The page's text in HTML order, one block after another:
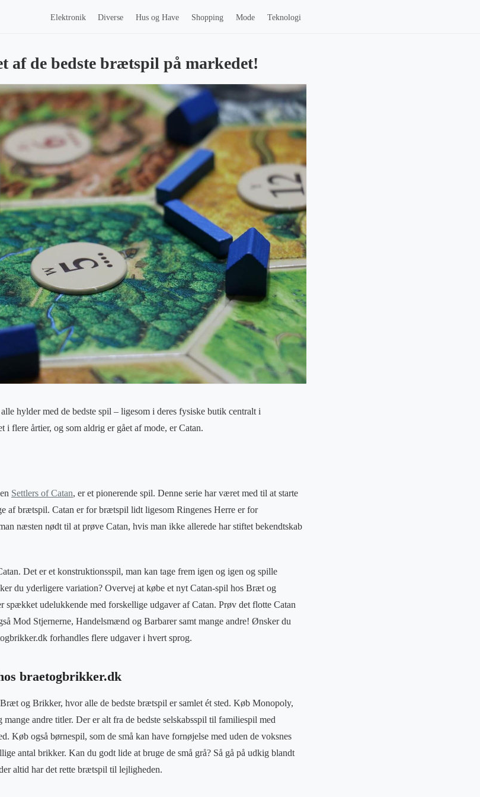
Elektronik Diverse Hus og Have Shopping Mode Teknologi
af de bedste brætspil på markedet!
hylder med de bedste spil – ligesom i deres fysiske butik centralt i
i flere årtier, og som aldrig er gået af mode, er Catan.
Settlers of Catan, er et pionerende spil. Denne serie har været med til at starte
af brætspil. Catan er for brætspil lidt ligesom Ringenes Herre er for
næsten nødt til at prøve Catan, hvis man ikke allerede har stiftet bekendtskab
Det er et konstruktionsspil, man kan tage frem igen og igen og spille
du yderligere variation? Overvej at købe et nyt Catan-spil hos Bræt og
spækket udelukkende med forskellige udgaver af Catan. Prøv det flotte Catan
Mod Stjernerne, Handelsmænd og Barbarer samt mange andre! Ønsker du
forhandles flere udgaver i hvert sprog.
braetogbrikker.dk
og Brikker, hvor alle de bedste brætspil er samlet ét sted. Køb Monopoly,
andre titler. Der er alt fra de bedste selskabsspil til familiespil med
Køb også børnespil, som de små kan have fornøjelse med uden de voksnes
antal brikker. Kan du godt lide at bruge de små grå? Så gå på udkig blandt
altid har det rette brætspil til lejligheden.